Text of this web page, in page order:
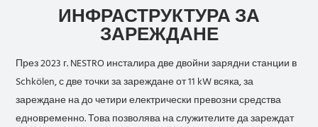
ИНФРАСТРУКТУРА ЗА
ЗАРЕЖДАНЕ
През 2023 г. NESTRO инсталира две двойни зарядни станции в
Schkölen, с две точки за зареждане от 11 kW всяка, за
зареждане на до четири електрически превозни средства
едновременно. Това позволява на служителите да зареждат